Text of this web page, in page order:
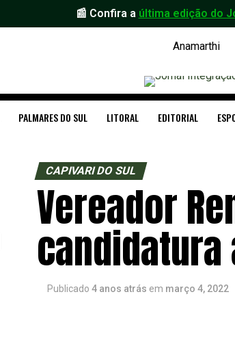
📰 Confira a última edição do
PALMARES DO SUL LITORAL EDITORIAL
CAPIVARI DO SUL
Vereador
Publicado 4 anos atrás em março 4, 2022